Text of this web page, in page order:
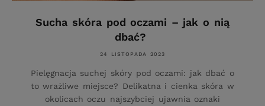
Sucha skóra pod oczami – jak o nią
dbać?
24 LISTOPADA 2023
Pielęgnacja suchej skóry pod oczami: jak dbać o
to wrażliwe miejsce? Delikatna i cienka skóra w
okolicach oczu najszybciej ujawnia oznaki